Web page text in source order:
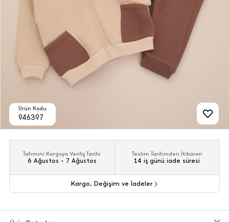
Ürün Kodu
946397
Tahmini Kargoya Veriliş Tarihi
6 Ağustos - 7 Ağustos
Teslim Tarihinden İtibaren
14 iş günü iade süresi
Kargo, Değişim ve İadeler